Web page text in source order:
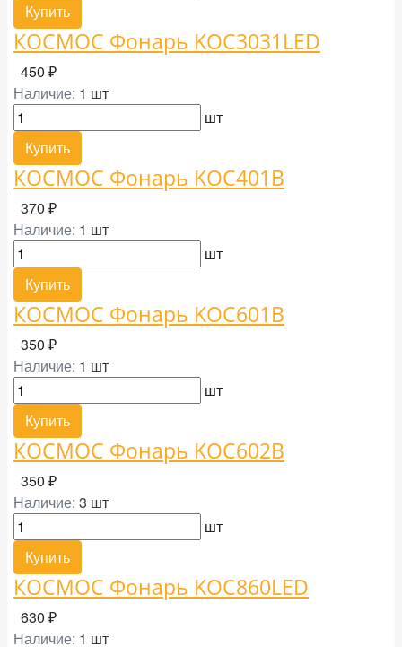
Купить
КОСМОС Фонарь KOC3031LED
450 ₽
Наличие: 1 шт
шт
Купить
КОСМОС Фонарь KOC401B
370 ₽
Наличие: 1 шт
шт
Купить
КОСМОС Фонарь KOC601B
350 ₽
Наличие: 1 шт
шт
Купить
КОСМОС Фонарь KOC602B
350 ₽
Наличие: 3 шт
шт
Купить
КОСМОС Фонарь KOC860LED
630 ₽
Наличие: 1 шт